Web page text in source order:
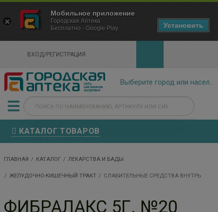
ВХОД/РЕГИСТРАЦИЯ
КАТАЛОГ ТОВАРОВ
ГЛАВНАЯ КАТАЛОГ ЛЕКАРСТВА И БАДЫ
ЖЕЛУДОЧНО-КИШЕЧНЫЙ ТРАКТ СЛАБИТЕЛЬНЫЕ СРЕДСТВА ВНУТРЬ
ФИБРАЛАКС 5Г. №20
×
Городская Аптека Маркетплейс
- In Google Play
Мобильное приложение
Городская Аптека
Бесплатно - Google Play
Установить